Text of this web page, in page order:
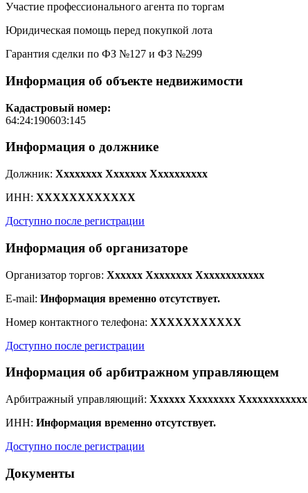
Участие профессионального агента по торгам
Юридическая помощь перед покупкой лота
Гарантия сделки по ФЗ №127 и ФЗ №299
Информация об объекте недвижимости
Кадастровый номер:
64:24:190603:145
Информация о должнике
Должник: Xxxxxxxx Xxxxxxx Xxxxxxxxxx
ИНН: XXXXXXXXXXXX
Доступно после регистрации
Информация об организаторе
Организатор торгов: Xxxxxx Xxxxxxxx Xxxxxxxxxxxx
E-mail: Информация временно отсутствует.
Номер контактного телефона: XXXXXXXXXXX
Доступно после регистрации
Информация об арбитражном управляющем
Арбитражный управляющий: Xxxxxx Xxxxxxxx Xxxxxxxxxxxx
ИНН: Информация временно отсутствует.
Доступно после регистрации
Документы